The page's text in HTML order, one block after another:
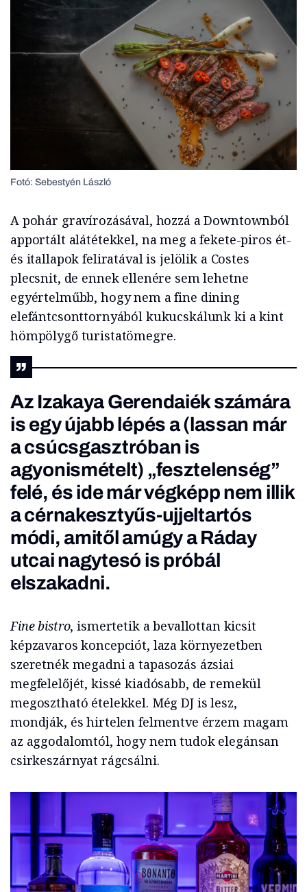
Fotó: Sebestyén László
A pohár gravírozásával, hozzá a Downtownból
apportált alátétekkel, na meg a fekete-piros ét-
és itallapok feliratával is jelölik a Costes
plecsnit, de ennek ellenére sem lehetne
egyértelműbb, hogy nem a fine dining
elefántcsonttornyából kukucskálunk ki a kint
hömpölygő turistatömegre.
Az Izakaya Gerendaiék számára
is egy újabb lépés a (lassan már
a csúcsgasztróban is
agyonismételt) „fesztelenség”
felé, és ide már végképp nem illik
a cérnakesztyűs-ujjeltartós
módi, amitől amúgy a Ráday
utcai nagytesó is próbál
elszakadni.
Fine bistro, ismertetik a bevallottan kicsit
képzavaros koncepciót, laza környezetben
szeretnék megadni a tapasozás ázsiai
megfelelőjét, kissé kiadósabb, de remekül
megosztható ételekkel. Még DJ is lesz,
mondják, és hirtelen felmentve érzem magam
az aggodalomtól, hogy nem tudok elegánsan
csirkeszárnyat rágcsálni.